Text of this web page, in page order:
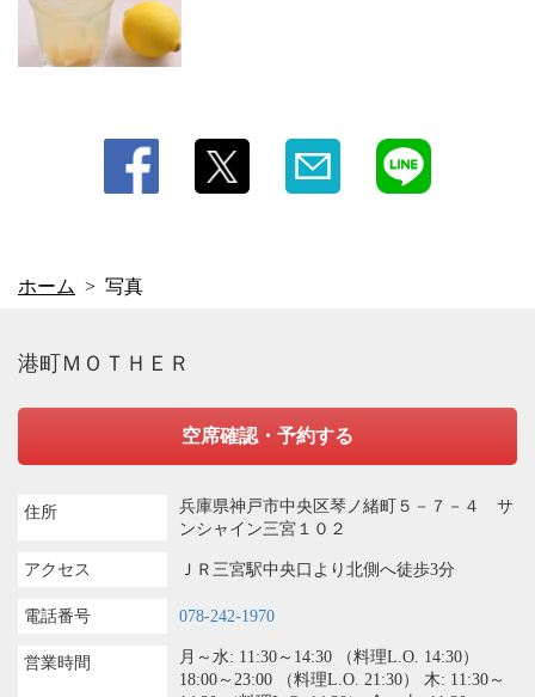
ホーム 写真
港町ＭＯＴＨＥＲ
空席確認・予約する
住所
兵庫県神戸市中央区琴ノ緒町５－７－４ サ
ンシャイン三宮１０２
アクセス ＪＲ三宮駅中央口より北側へ徒歩3分
電話番号 078-242-1970
営業時間
月～水: 11:30～14:30 （料理L.O. 14:30）
18:00～23:00 （料理L.O. 21:30） 木: 11:30～